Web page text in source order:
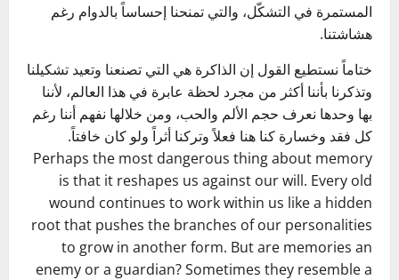
المستمرة في التشكّل، والتي تمنحنا إحساساً بالدوام رغم
هشاشتنا.
ختاماً نستطيع القول إن الذاكرة هي التي تصنعنا وتعيد تشكيلنا
وتذكرنا بأننا أكثر من مجرد لحظة عابرة في هذا العالم، لأننا
بها وحدها نعرف حجم الألم والحب، ومن خلالها نفهم أننا رغم
كل فقد وخسارة كنا هنا فعلاً وتركنا أثراً ولو كان خافتاً.
Perhaps the most dangerous thing about memory
is that it reshapes us against our will. Every old
wound continues to work within us like a hidden
root that pushes the branches of our personalities
to grow in another form. But are memories an
enemy or a guardian? Sometimes they resemble a